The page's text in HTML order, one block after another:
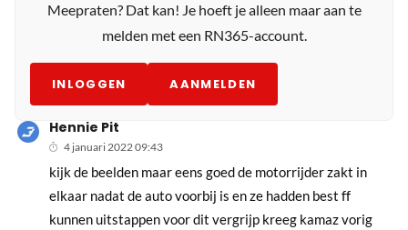
Meepraten? Dat kan! Je hoeft je alleen maar aan te
melden met een RN365-account.
INLOGGEN AANMELDEN
Hennie Pit
4 januari 2022 09:43
kijk de beelden maar eens goed de motorrijder zakt in
elkaar nadat de auto voorbij is en ze hadden best ff
kunnen uitstappen voor dit vergrijp kreeg kamaz vorig